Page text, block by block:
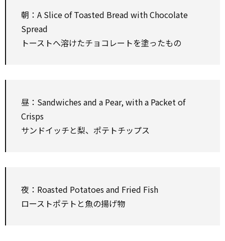
朝：A Slice of Toasted Bread with Chocolate
Spread
トーストへ溶けたチョコレートを塗ったもの
昼：Sandwiches and a Pear, with a Packet of
Crisps
サンドイッチと梨、ポテトチップス
夜：Roasted Potatoes and Fried Fish
ローストポテトと魚の揚げ物